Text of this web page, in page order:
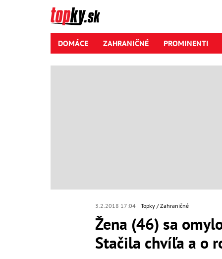
DOMÁCE ZAHRANIČNÉ PROMINENTI
3.2.2018 17:04 Topky Zahraničné
Žena (46) sa
Stačila chvíľa a o